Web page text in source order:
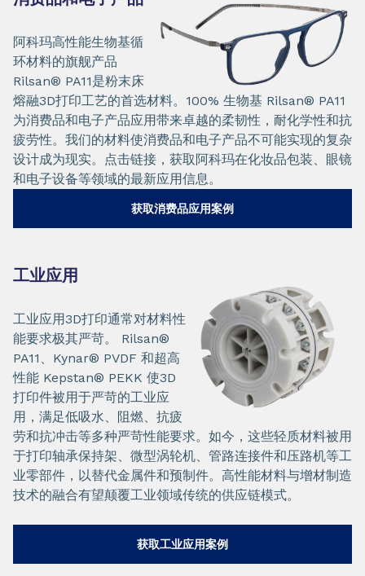
阿科玛高性能生物基循
环材料的旗舰产品
Rilsan® PA11是粉末床
熔融3D打印工艺的首选材料。100% 生物基 Rilsan® PA11
为消费品和电子产品应用带来卓越的柔韧性，耐化学性和抗
疲劳性。我们的材料使消费品和电子产品不可能实现的复杂
设计成为现实。点击链接，获取阿科玛在化妆品包装、眼镜
和电子设备等领域的最新应用信息。
获取消费品应用案例
工业应用
工业应用3D打印通常对材料性
能要求极其严苛。 Rilsan®
PA11、Kynar® PVDF 和超高
性能 Kepstan® PEKK 使3D
打印件被用于严苛的工业应
用，满足低吸水、阻燃、抗疲
劳和抗冲击等多种严苛性能要求。如今，这些轻质材料被用
于打印轴承保持架、微型涡轮机、管路连接件和压路机等工
业零部件，以替代金属件和预制件。高性能材料与增材制造
技术的融合有望颠覆工业领域传统的供应链模式。
获取工业应用案例